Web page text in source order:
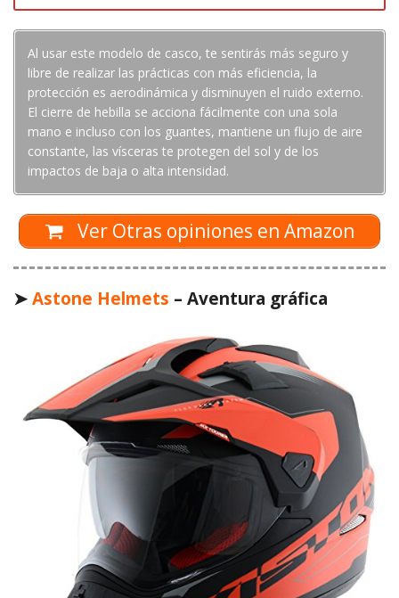
Al usar este modelo de casco, te sentirás más seguro y
libre de realizar las prácticas con más eficiencia, la
protección es aerodinámica y disminuyen el ruido externo.
El cierre de hebilla se acciona fácilmente con una sola
mano e incluso con los guantes, mantiene un flujo de aire
constante, las vísceras te protegen del sol y de los
impactos de baja o alta intensidad.
Ver Otras opiniones en Amazon
➤Astone Helmets – Aventura gráfica